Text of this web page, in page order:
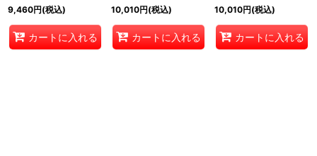
9,460円(税込)
カートに入れる
10,010円(税込)
カートに入れる
10,010円(税込)
カートに入れる